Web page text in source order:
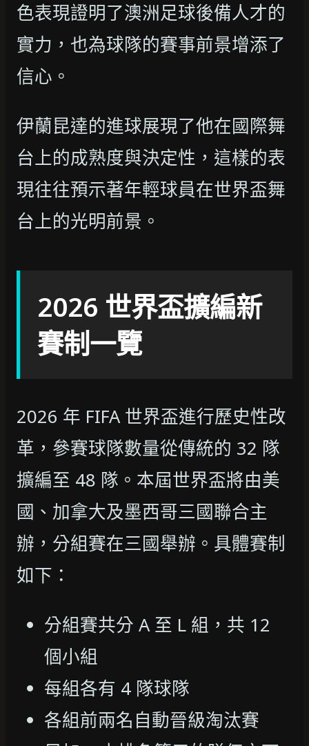
色表現證明了澳洲足球後備人才的
實力，也為球隊的賽事前景增添了
信心。
伊蘭昆達的進球展現了他在國際舞
台上的成熟度與決定性，這樣的表
現往往預示著年輕球員在世界盃舞
台上的光明前景。
2026 世界盃擴編新
賽制一覽
2026 年 FIFA 世界盃進行歷史性改
革，參賽球隊數量從傳統的 32 隊
擴編至 48 隊。本屆世界盃將由美
國、加拿大及墨西哥三國聯合主
辦，分組賽在三國舉辦。具體賽制
如下：
分組賽共分 A 至 L 組，共 12
個小組
每組各有 4 隊球隊
各組前兩名自動晉級淘汰賽